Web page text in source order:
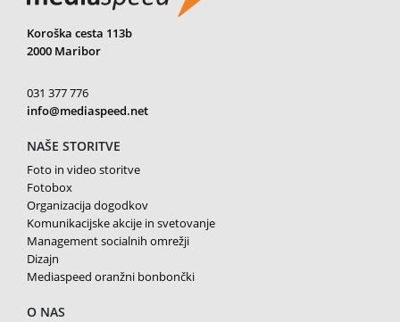
Koroška cesta 113b
2000 Maribor
031 377 776
info@mediaspeed.net
NAŠE STORITVE
Foto in video storitve
Fotobox
Organizacija dogodkov
Komunikacijske akcije in svetovanje
Management socialnih omrežji
Dizajn
Mediaspeed oranžni bonbončki
O NAS